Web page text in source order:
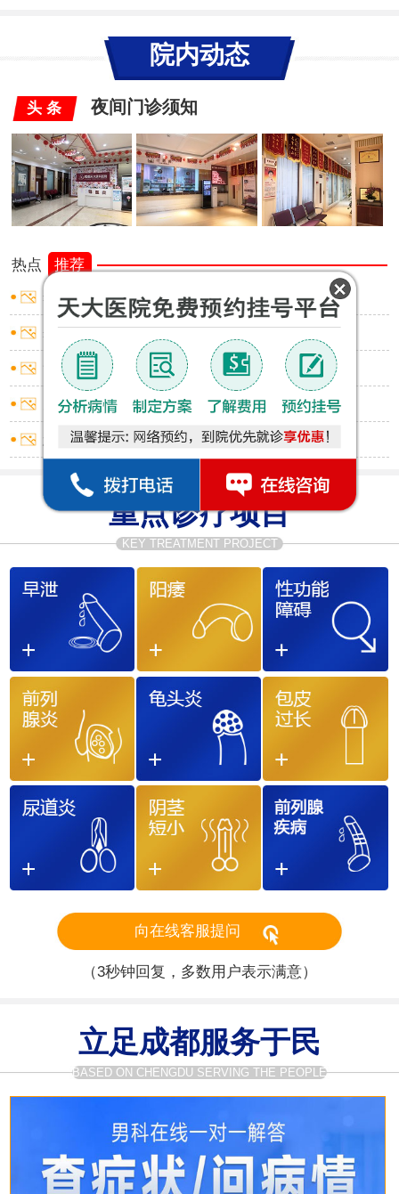
院内动态
头 条 夜间门诊须知
热点
推荐
睾丸炎怎样止痛
睾丸炎怎样止痛
龟头炎红点不痛不痒
尿道炎出血怎么回事
怎么判断是否包皮过长
重点诊疗项目
KEY TREATMENT PROJECT
向在线客服提问
（3秒钟回复，多数用户表示满意）
立足成都服务于民
BASED ON CHENGDU SERVING THE PEOPLE